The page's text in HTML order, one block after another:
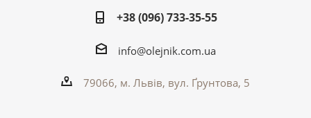
+38 (096) 733-35-55
info@olejnik.com.ua
79066, м. Львів, вул. Ґрунтова, 5